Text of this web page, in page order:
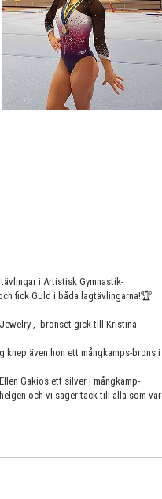
i Artistisk Gymnastik-
fick Guld i båda lagtävlingarna!🏆
, bronset gick till Kristina
knep även hon ett mångkamps-brons i
Gakios ett silver i mångkamp-
och vi säger tack till alla som var